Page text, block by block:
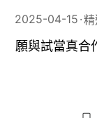
2025-04-15
願與試當真合